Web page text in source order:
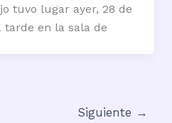
tuvo lugar ayer, 28 de
tarde en la sala de
Siguiente →